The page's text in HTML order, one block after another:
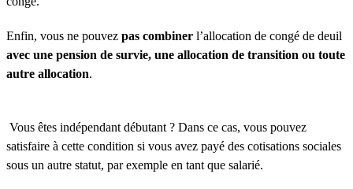
Enfin, vous ne pouvez pas combiner l’allocation de congé de deuil
avec une pension de survie, une allocation de transition ou toute
autre allocation.
Vous êtes indépendant débutant ? Dans ce cas, vous pouvez
satisfaire à cette condition si vous avez payé des cotisations sociales
sous un autre statut, par exemple en tant que salarié.